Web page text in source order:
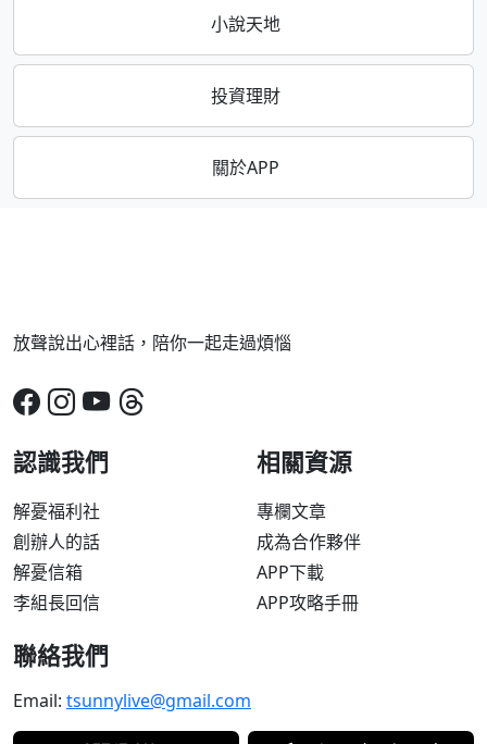
小說天地
投資理財
關於APP
放聲說出心裡話，陪你一起走過煩惱
認識我們
解憂福利社
創辦人的話
解憂信箱
李組長回信
相關資源
專欄文章
成為合作夥伴
APP下載
APP攻略手冊
聯絡我們
Email: tsunnylive@gmail.com